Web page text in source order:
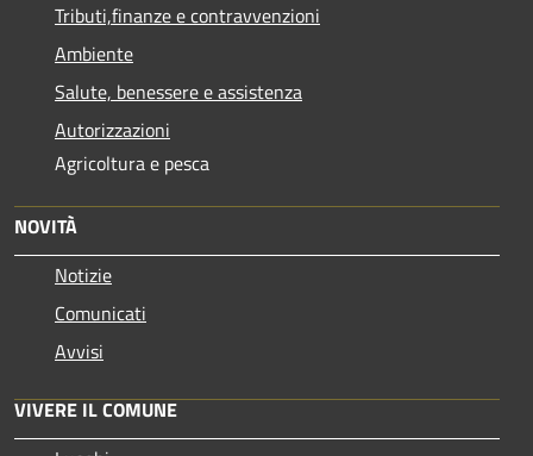
Tributi,finanze e contravvenzioni
Ambiente
Salute, benessere e assistenza
Autorizzazioni
Agricoltura e pesca
NOVITÀ
Notizie
Comunicati
Avvisi
VIVERE IL COMUNE